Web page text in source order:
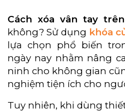
Cách xóa vân tay
không? Sử dụng khóa
lựa chọn phổ biến
ngày nay nhằm nâng
ninh cho không gian
nghiệm tiện ích cho
Tuy nhiên, khi dùng